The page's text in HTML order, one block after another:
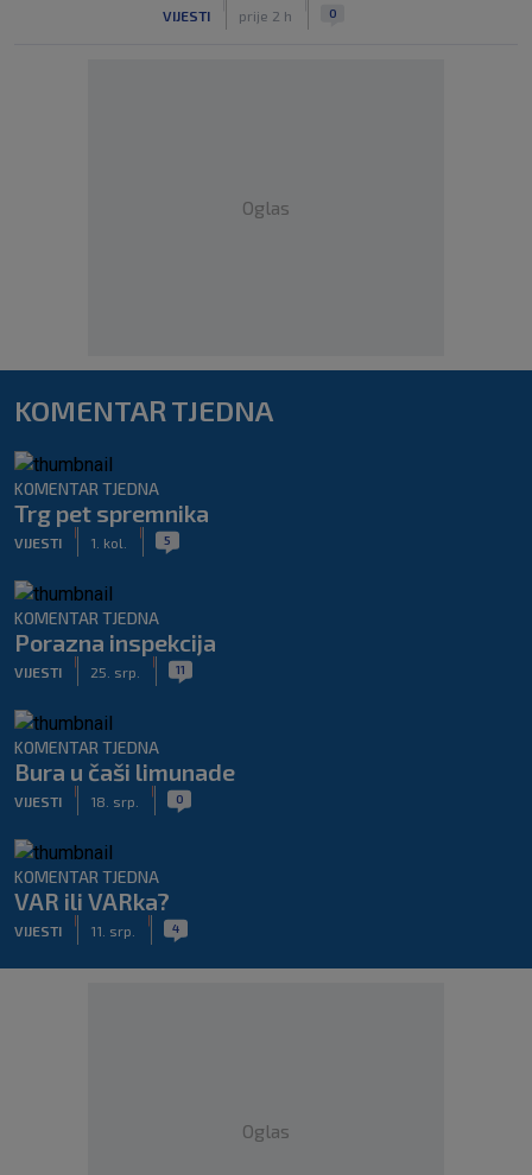
VIJESTI prije 2 h 0
Oglas
KOMENTAR TJEDNA
KOMENTAR TJEDNA
Trg pet spremnika
VIJESTI 1. kol. 5
KOMENTAR TJEDNA
Porazna inspekcija
VIJESTI 25. srp. 11
KOMENTAR TJEDNA
Bura u čaši limunade
VIJESTI 18. srp. 0
KOMENTAR TJEDNA
VAR ili VARka?
VIJESTI 11. srp. 4
Oglas